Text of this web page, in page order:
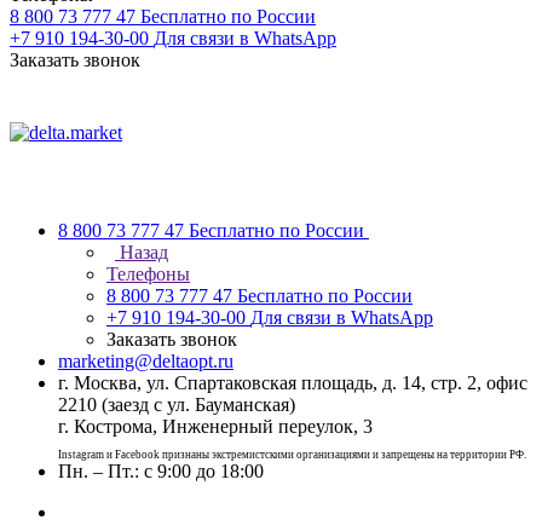
8 800 73 777 47 Бесплатно по России
+7 910 194-30-00 Для связи в WhatsApp
Заказать звонок
8 800 73 777 47 Бесплатно по России
Назад
Телефоны
8 800 73 777 47 Бесплатно по России
+7 910 194-30-00 Для связи в WhatsApp
Заказать звонок
marketing@deltaopt.ru
г. Москва, ул. Спартаковская площадь, д. 14, стр. 2, офис
2210 (заезд с ул. Бауманская)
г. Кострома, Инженерный переулок, 3
Instagram и Facebook признаны экстремистскими организациями и запрещены на территории РФ.
Пн. – Пт.: с 9:00 до 18:00